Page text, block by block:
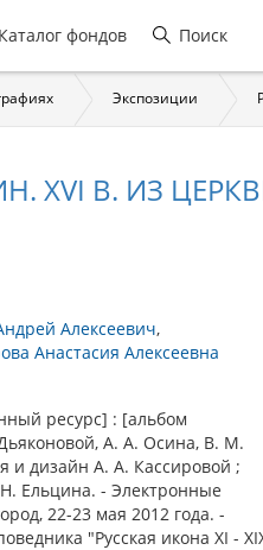
Каталог фондов Поиск
Экспозиции
В. ИЗ
Алексеевич
Анастасия Алексеевна
ресурс] : [альбом
А. А. Осина, В. М.
и дизайн А. А. Кассировой ;
Ельцина. - Электронные
22-23 мая 2012 года. -
"Русская икона XI -